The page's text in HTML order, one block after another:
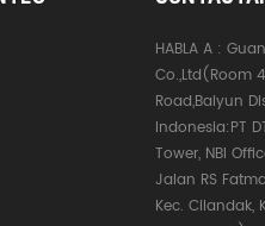
HABLA A :
Co.,Ltd(Room
Road,Baiyun
Indonesia:PT
Tower, NBI
Jalan RS
Kec. Cilandak,